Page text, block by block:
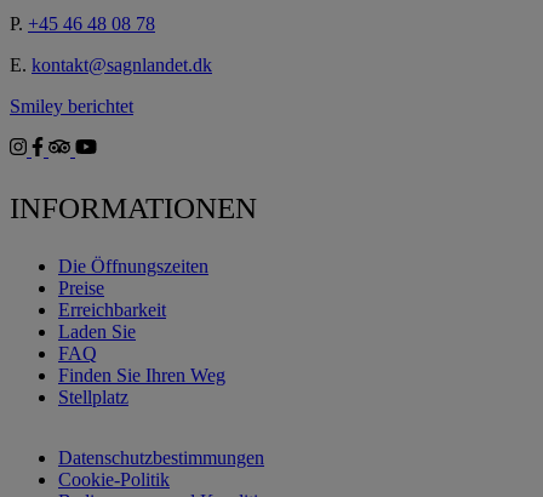
P. +45 46 48 08 78
E. kontakt@sagnlandet.dk
Smiley berichtet
INFORMATIONEN
Die Öffnungszeiten
Preise
Erreichbarkeit
Laden Sie
FAQ
Finden Sie Ihren Weg
Stellplatz
Datenschutzbestimmungen
Cookie-Politik